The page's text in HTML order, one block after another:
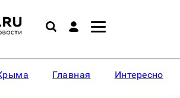
Главная Интересное